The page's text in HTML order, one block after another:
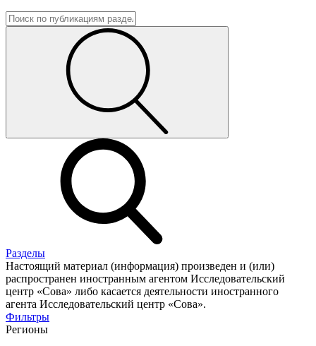
Разделы
Настоящий материал (информация) произведен и (или)
распространен иностранным агентом Исследовательский
центр «Сова» либо касается деятельности иностранного
агента Исследовательский центр «Сова».
Фильтры
Регионы